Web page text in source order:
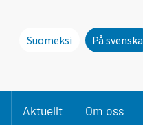
Suomeksi På svenska
Aktuellt Om oss